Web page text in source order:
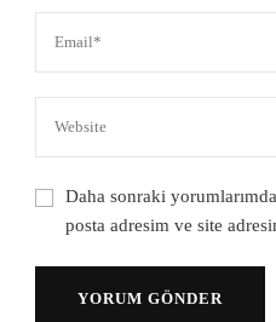
Daha sonraki
posta adresim ve site